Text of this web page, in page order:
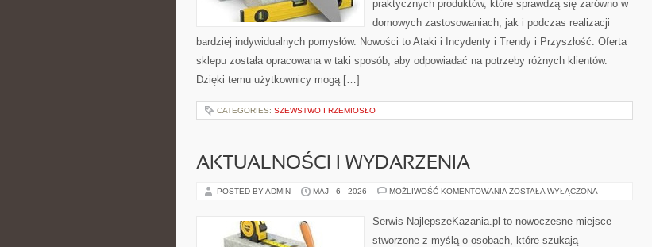
praktycznych produktów, które sprawdzą się zarówno w
domowych zastosowaniach, jak i podczas realizacji
bardziej indywidualnych pomysłów. Nowości to Ataki i Incydenty i Trendy i Przyszłość. Oferta
sklepu została opracowana w taki sposób, aby odpowiadać na potrzeby różnych klientów.
Dzięki temu użytkownicy mogą […]
CATEGORIES: SZEWSTWO I RZEMIOSŁO
AKTUALNOŚCI I WYDARZENIA
POSTED BY ADMIN MAJ - 6 - 2026 MOŻLIWOŚĆ KOMENTOWANIA AKTUALNOŚCI
ZOSTAŁA WYŁĄCZONA
Serwis NajlepszeKazania.pl to nowoczesne miejsce
stworzone z myślą o osobach, które szukają